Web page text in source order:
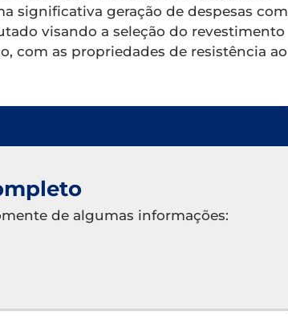
significativa geração de despesas com
visando a seleção do revestimento
com as propriedades de resistência ao
de algumas informações: